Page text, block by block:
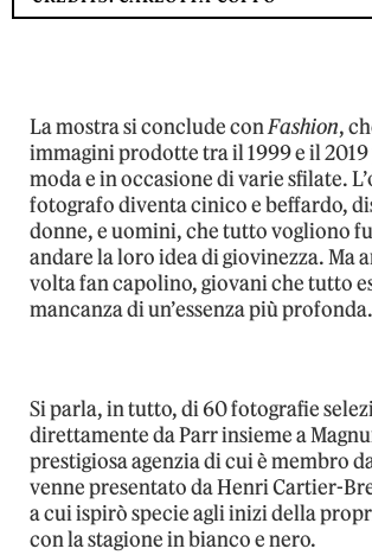
Lamostra si conclude conFashion,
immagini prodotte tra il 1999 e il
moda e inoccasione di varie sfilate.
fotografodiventa cinico e beffardo,
donne, e uomini, che tutto vogliono
andare la loro idea di giovinezza. Ma
volta fan capolino, giovani che tutto
mancanza di un’essenza più profonda.
Si parla, in tutto, di60fotografie
direttamente da Parrinsieme a
prestigiosa agenzia di cui è membro
venne presentato da Henri Cartier-
a cui ispirò specie agli inizi della
con la stagione in bianco e nero.